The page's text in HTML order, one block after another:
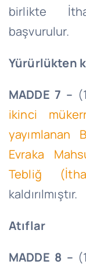
birlikte
başvurulur.
Yürürlükten
MADDE 7 –
ikinci
yayımlanan
Evraka
Tebliğ
kaldırılmıştır.
Atıflar
MADDE 8 –